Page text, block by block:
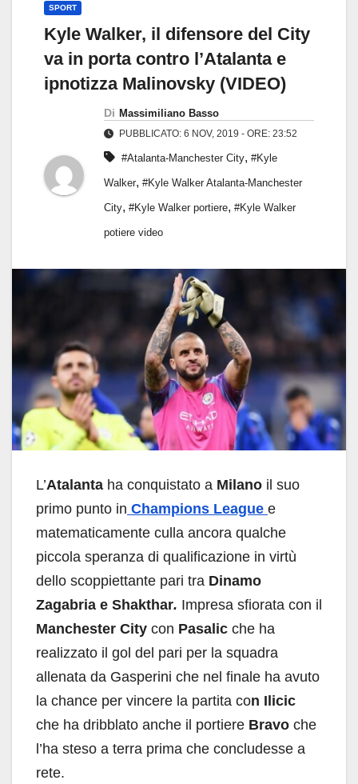
SPORT
Kyle Walker, il difensore del City
va in porta contro l’Atalanta e
ipnotizza Malinovsky (VIDEO)
Di Massimiliano Basso
PUBBLICATO: 6 NOV, 2019 - ORE: 23:52
#Atalanta-Manchester City, #Kyle
Walker, #Kyle Walker Atalanta-Manchester
City, #Kyle Walker portiere, #Kyle Walker
potiere video
L’Atalanta ha conquistato a Milano il suo
primo punto in Champions League e
matematicamente culla ancora qualche
piccola speranza di qualificazione in virtù
dello scoppiettante pari tra Dinamo
Zagabria e Shakthar. Impresa sfiorata con il
Manchester City con Pasalic che ha
realizzato il gol del pari per la squadra
allenata da Gasperini che nel finale ha avuto
la chance per vincere la partita con Ilicic
che ha dribblato anche il portiere Bravo che
l’ha steso a terra prima che concludesse a
rete.